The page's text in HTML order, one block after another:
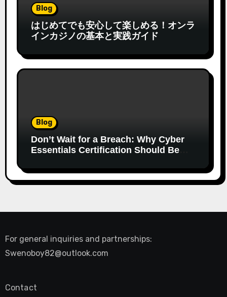
Blog
はじめてでも安心して楽しめる！オンラ
インカジノの基本と実践ガイド
Blog
Don’t Wait for a Breach: Why Cyber
Essentials Certification Should Be
For general inquiries and partnerships:
Swenoboy82@outlook.com
Contact